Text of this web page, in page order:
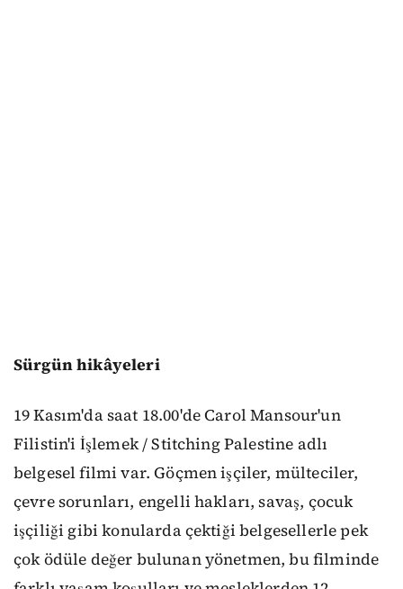
Sürgün hikâyeleri
19 Kasım'da saat 18.00'de Carol Mansour'un
Filistin'i İşlemek / Stitching Palestine adlı
belgesel filmi var. Göçmen işçiler, mülteciler,
çevre sorunları, engelli hakları, savaş, çocuk
işçiliği gibi konularda çektiği belgesellerle pek
çok ödüle değer bulunan yönetmen, bu filminde